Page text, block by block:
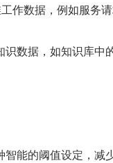
作数据，例如服务
数据，如知识库中
能的阈值设定，减